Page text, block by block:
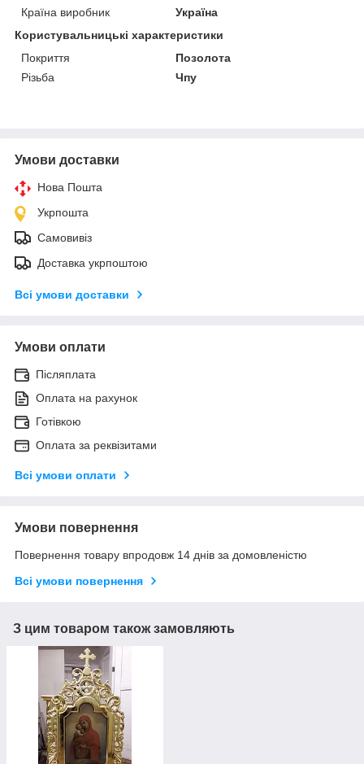
Країна виробник
Україна
Користувальницькі характеристики
Покриття
Позолота
Різьба
Чпу
Умови доставки
Нова Пошта
Укрпошта
Самовивіз
Доставка укрпоштою
Всі умови доставки
Умови оплати
Післяплата
Оплата на рахунок
Готівкою
Оплата за реквізитами
Всі умови оплати
Умови повернення
Повернення товару впродовж 14 днів за домовленістю
Всі умови повернення
З цим товаром також замовляють